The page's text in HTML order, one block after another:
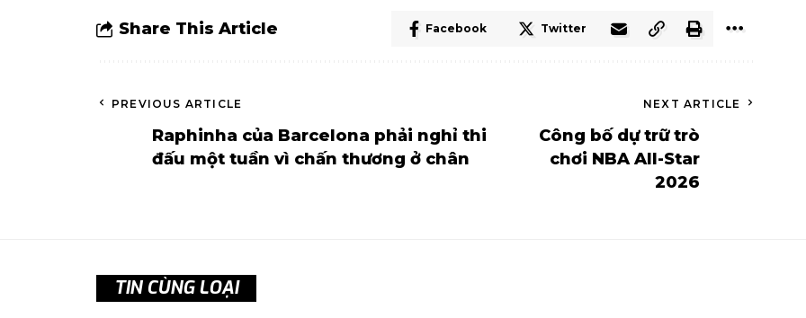
Share This Article Facebook Twitter
PREVIOUS ARTICLE
Raphinha của Barcelona phải nghỉ thi
đấu một tuần vì chấn thương ở chân
NEXT ARTICLE
Công bố dự trữ trò
chơi NBA All-Star
2026
TIN CÙNG LOẠI